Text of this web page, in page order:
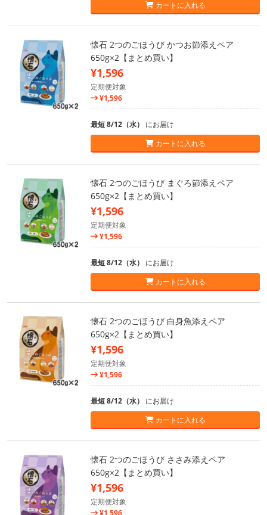
カートに入れる
懐石 2つのごほうび かつお節添えペア
650g×2【まとめ買い】
¥1,596
定期便対象
¥1,596
最短 8/12（水） にお届け
カートに入れる
懐石 2つのごほうび まぐろ節添えペア
650g×2【まとめ買い】
¥1,596
定期便対象
¥1,596
最短 8/12（水） にお届け
カートに入れる
懐石 2つのごほうび 白身魚添えペア
650g×2【まとめ買い】
¥1,596
定期便対象
¥1,596
最短 8/12（水） にお届け
カートに入れる
懐石 2つのごほうび ささみ添えペア
650g×2【まとめ買い】
¥1,596
定期便対象